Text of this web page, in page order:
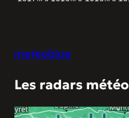
meteoblue
Les radars météo